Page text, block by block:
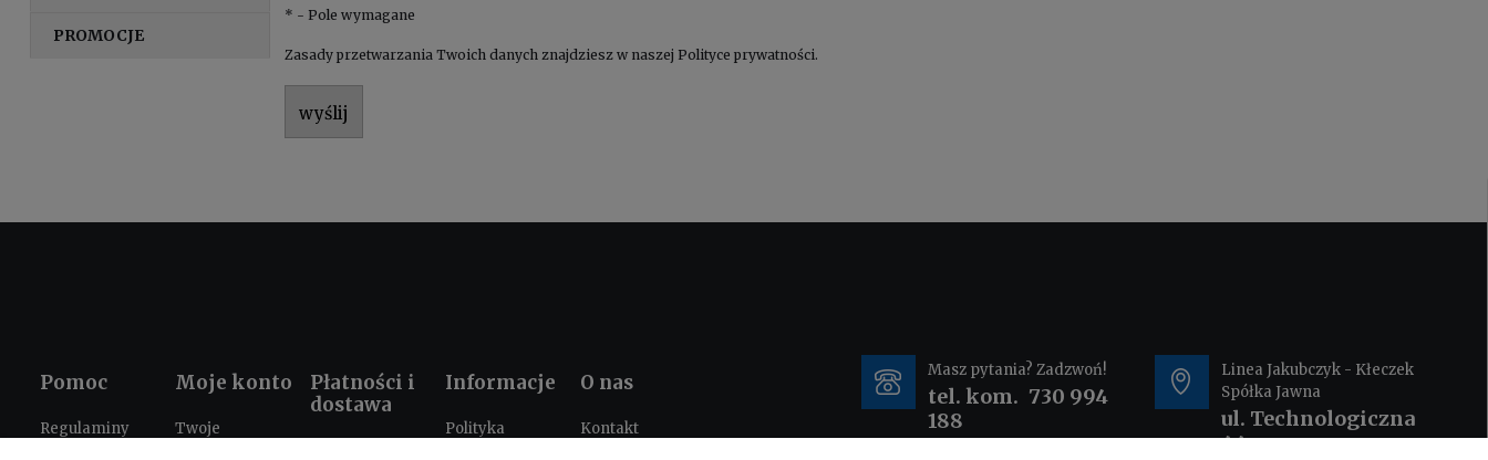
PROMOCJE
* - Pole wymagane
Zasady przetwarzania Twoich danych znajdziesz w naszej Polityce prywatności.
wyślij
Pomoc
Regulaminy
Moje konto
Twoje
Płatności i
dostawa
Informacje
Polityka
O nas
Kontakt
Masz pytania? Zadzwoń!
tel. kom. 730 994
188
Linea Jakubczyk - Kłeczek
Spółka Jawna
ul. Technologiczna
44